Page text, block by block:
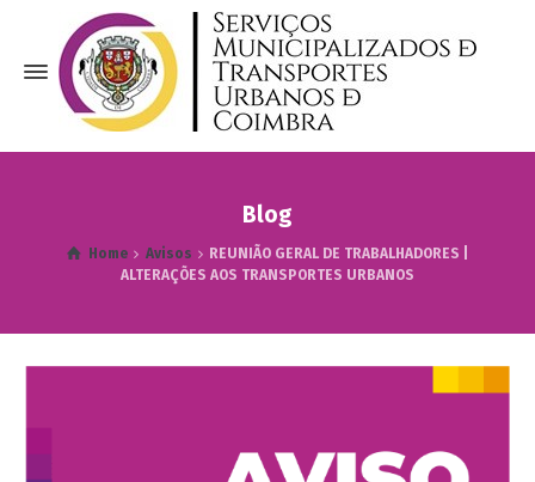
Blog
Home Avisos
REUNIÃO GERAL DE TRABALHADORES |
ALTERAÇÕES AOS TRANSPORTES URBANOS